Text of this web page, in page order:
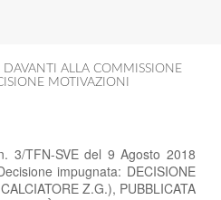
ALLA COMMISSIONE
MOTIVAZIONI
3/TFN-SVE del 9 Agosto 2018
impugnata: DECISIONE
Z.G.), PUBBLICATA